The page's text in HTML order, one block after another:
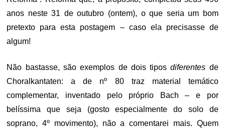
anos neste 31 de outubro (ontem), o que seria um bom
pretexto para esta postagem – caso ela precisasse de
algum!
Não bastasse, são exemplos de dois tiposdiferentes de
Choralkantaten: a de nº 80 traz material temático
complementar, inventado pelo próprio Bach – e por
belíssima que seja (gosto especialmente do solo de
soprano, 4º movimento), não a comentarei mais. Quem